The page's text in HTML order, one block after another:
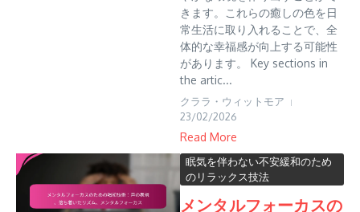
きます。これらの癒しの色を日
常生活に取り入れることで、全
体的な幸福感が向上する可能性
があります。 Key sections in
the artic...
クララ・ウィットモア
23/02/2026
Read More
眠気を伴わない不安緩和のため
のリラックス技法
メンタルフォーカスの